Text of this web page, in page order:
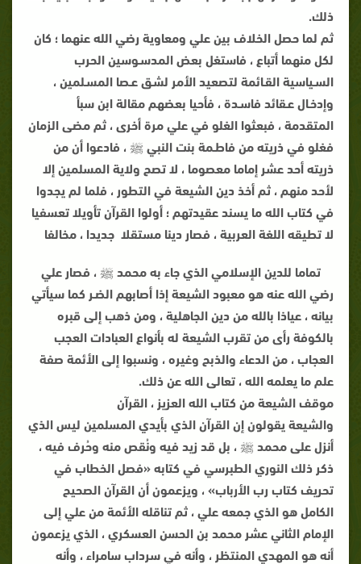
ذلك.
ثم لما حصل الخلاف بين علي ومعاوية رضي الله عنهما ؛ كان
لكل منهما أتباع ، فاستغل بعض المدسـوسين الحرب
السـياسية القـائمة لتصعيد الأمر لشـق عـصا المسـلمين ،
وإدخـال عـقائد فاسـدة ، فأحيا بعضهم مقالة ابن سبأ
المتقدمة ، فبعثوا الغلو في علي مرة أخرى ، ثم مضى الزمان
فغلو في ذريته من فاطـمة بنت النبي ﷺ ، فادعوا أن من
ذريته أحد عشر إماما معصوما ، لا تصح ولاية المسلمين إلا
لأحد منهم ، ثم أخذ دين الشيعة في التطور ، فلما لم يجدوا
في كتاب الله ما يسند عقيدتهم ؛ أولوا القرآن تأويلا تعسفيا
لا تطيقه اللغة العربية ، فصار دينا مستقلا جديدا ، مخالفا
تماما للدين الإسلامي الذي جاء به محمد ﷺ ، فصار علي
رضي الله عنه هو معبود الشيعة إذا أصابهم الضـر كما سيأتي
بيانه ، عياذا بالله من دين الجاهلية ، ومن ذهب إلى قبره
بالكوفة رأى من تقرب الشيعة له بأنواع العبادات العجب
العجاب ، من الدعاء والذبح وغيره ، ونسبوا إلى الأئمة صفة
علم ما يعلمه الله ، تعالى الله عن ذلك.
موقف الشيعة من كتاب الله العزيز ، القرآن
والشيعة يقولون إن القرآن الذي بأيدي المسلمين ليس الذي
أنزل على محمد ﷺ ، بل قد زيد فيه ونُقص منه وحُرف فيه ،
ذكر ذلك النوري الطبرسي في كتابه «فصل الخطاب في
تحريف كتاب رب الأرباب» ، ويزعمون أن القرآن الصحيح
الكامل هو الذي جمعه علي ، ثم تناقله الأئمة من علي إلى
الإمام الثاني عشر محمد بن الحسن العسكري ، الذي يزعمون
أنه هو المهدي المنتظر ، وأنه في سرداب سامراء ، وأنه